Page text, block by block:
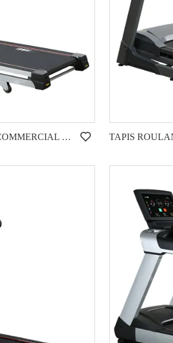
TAPIS ROULANT ÉLECTRIQUE COMMERCIAL LÉGER HD-800